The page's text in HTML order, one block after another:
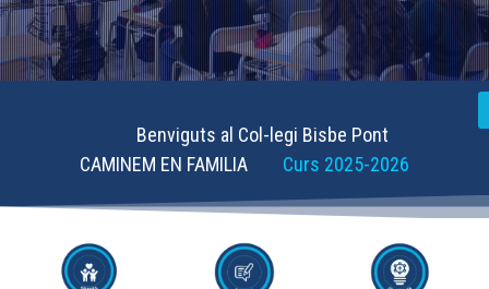
Benviguts al Col-legi Bisbe Pont
CAMINEM EN FAMILIA Curs 2025-2026